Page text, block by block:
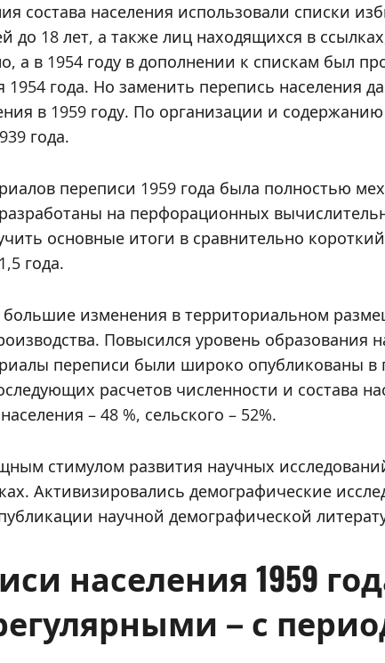
состава населения использовали списки
до 18 лет, а также лиц находящихся в
а в 1954 году в дополнении к спискам был
1954 года. Но заменить перепись
в 1959 году. По организации и
года.
переписи 1959 года была полностью
на перфорационных
основные итоги в сравнительно
года.
изменения в территориальном
Повысился уровень
переписи были широко опубликованы в
расчетов численности и состава
– 48 %, сельского – 52%.
стимулом развития научных
Активизировались демографические
научной демографической
населения 1959
– с